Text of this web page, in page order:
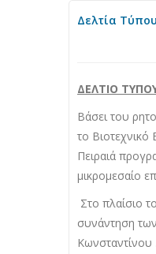
Δελτία Τύπου
ΔΕΛΤΙΟ
Βάσει του
το Βιοτεχνικό
Πειραιά
μικρομεσαίο
Στο πλαίσιο
συνάντηση
Κωνσταντίνου